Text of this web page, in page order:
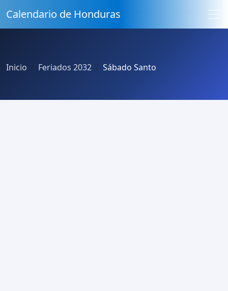
Calendario de Honduras
Inicio Feriados 2032 Sábado Santo